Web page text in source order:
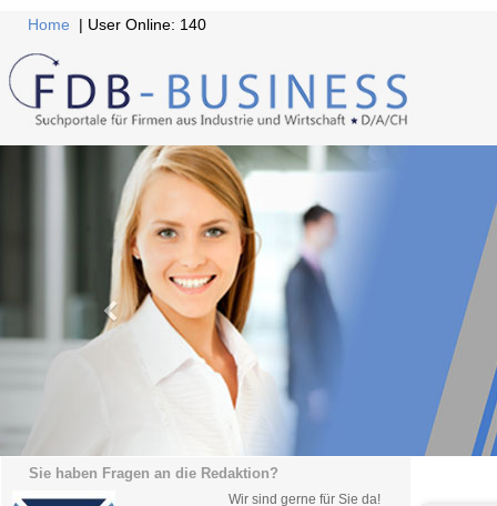
Home | User Online: 140
Sie haben Fragen an die Redaktion?
Wir sind gerne für Sie da!